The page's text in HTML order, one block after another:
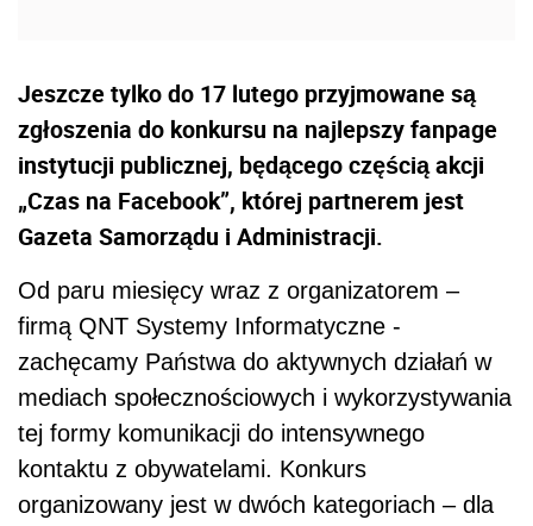
Jeszcze tylko do 17 lutego przyjmowane są
zgłoszenia do konkursu na najlepszy fanpage
instytucji publicznej, będącego częścią akcji
„Czas na Facebook”, której partnerem jest
Gazeta Samorządu i Administracji.
Od paru miesięcy wraz z organizatorem –
firmą QNT Systemy Informatyczne -
zachęcamy Państwa do aktywnych działań w
mediach społecznościowych i wykorzystywania
tej formy komunikacji do intensywnego
kontaktu z obywatelami. Konkurs
organizowany jest w dwóch kategoriach – dla